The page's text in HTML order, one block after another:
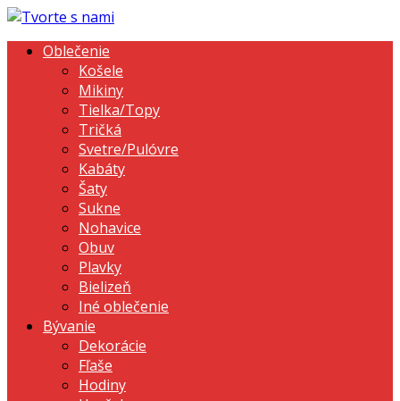
Oblečenie
Košele
Mikiny
Tielka/Topy
Tričká
Svetre/Pulóvre
Kabáty
Šaty
Sukne
Nohavice
Obuv
Plavky
Bielizeň
Iné oblečenie
Bývanie
Dekorácie
Fľaše
Hodiny